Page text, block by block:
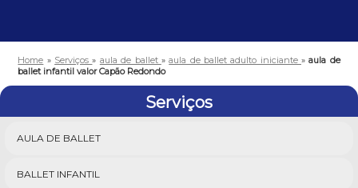
Home » Serviços» aula de ballet »aula de ballet adulto iniciante »aula de
ballet infantil valor Capão Redondo
Serviços
AULA DE BALLET
BALLET INFANTIL